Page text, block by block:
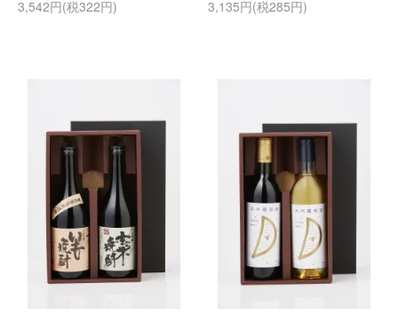
3,542円(税322円) 3,135円(税285円)